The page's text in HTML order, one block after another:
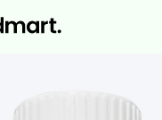
-Compra 12 unidades y
GRATIS ¡LO QUIERO YA